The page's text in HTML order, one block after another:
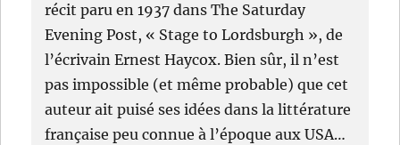
récit paru en 1937 dans The Saturday
Evening Post, « Stage to Lordsburgh », de
l’écrivain Ernest Haycox. Bien sûr, il n’est
pas impossible (et même probable) que cet
auteur ait puisé ses idées dans la littérature
française peu connue à l’époque aux USA…